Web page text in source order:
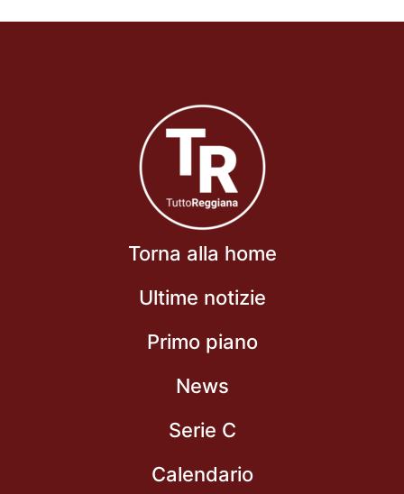
Torna alla home
Ultime notizie
Primo piano
News
Serie C
Calendario